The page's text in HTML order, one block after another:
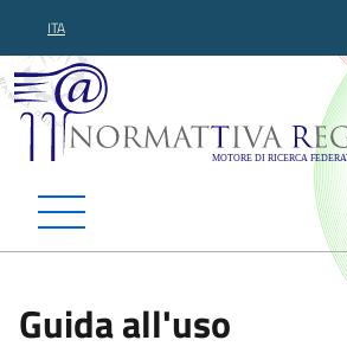
ITA
Normattiva
Guida all'uso